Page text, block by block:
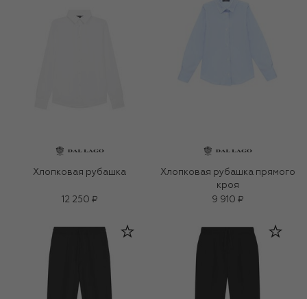
Хлопковая рубашка
12 250 ₽
Хлопковая рубашка прямого
кроя
9 910 ₽